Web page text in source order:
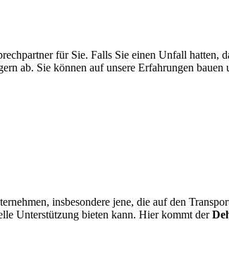
für Sie. Falls Sie einen Unfall hatten,
ab. Sie können auf unsere Erfahrungen
insbesondere jene, die auf den
Unterstützung bieten kann. Hier kommt der